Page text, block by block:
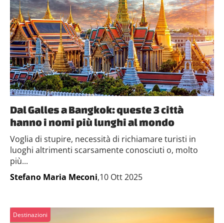
Dal Galles a Bangkok: queste 3 città
hanno i nomi più lunghi al mondo
Voglia di stupire, necessità di richiamare turisti in
luoghi altrimenti scarsamente conosciuti o, molto
più...
Stefano Maria Meconi,10 Ott 2025
Destinazioni